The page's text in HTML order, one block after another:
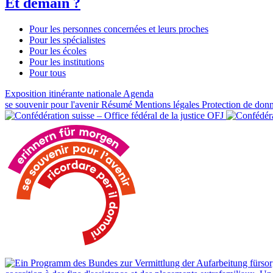
Pour les personnes concernées et leurs proches
Pour les spécialistes
Pour les écoles
Pour les institutions
Pour tous
Exposition itinérante nationale Agenda
se souvenir pour l'avenirRésumé Mentions légales Protection de